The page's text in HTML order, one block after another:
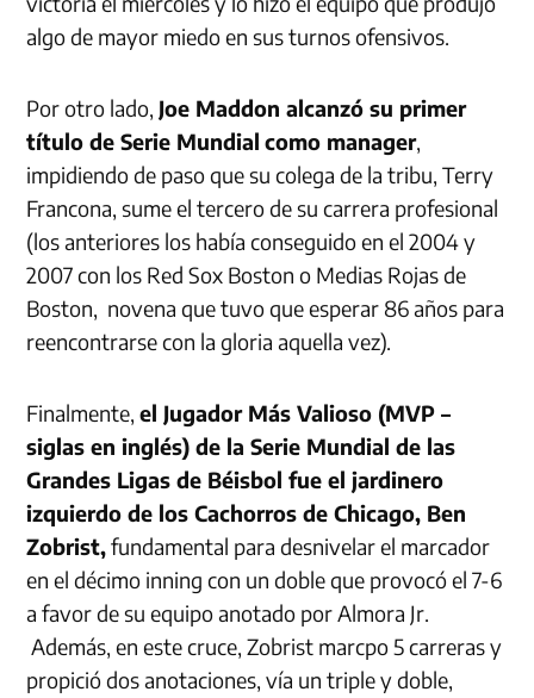
algo de mayor miedo en sus turnos ofensivos.
Por otro lado, Joe Maddon alcanzó su primer
título de Serie Mundial como manager,
impidiendo de paso que su colega de la tribu, Terry
Francona, sume el tercero de su carrera profesional
(los anteriores los había conseguido en el 2004 y
2007 con los Red Sox Boston o Medias Rojas de
Boston, novena que tuvo que esperar 86 años para
reencontrarse con la gloria aquella vez).
Finalmente,el Jugador Más Valioso (MVP –
siglas en inglés) de la Serie Mundial de las
Grandes Ligas de Béisbol fue el jardinero
izquierdo de los Cachorros de Chicago, Ben
Zobrist,fundamental para desnivelar el marcador
en el décimo inning con un doble que provocó el 7-6
a favor de su equipo anotado por Almora Jr.
Además, en este cruce, Zobrist marcpo 5 carreras y
propició dos anotaciones, vía un triple y doble,